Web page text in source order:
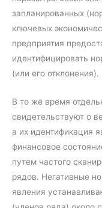
запланированных
ключевых
предприятия
идентифицировать
(или его отклонения).
В то же время
свидетельствуют о
а их идентификация
финансовое
путем частого
рядов. Негативные
явления